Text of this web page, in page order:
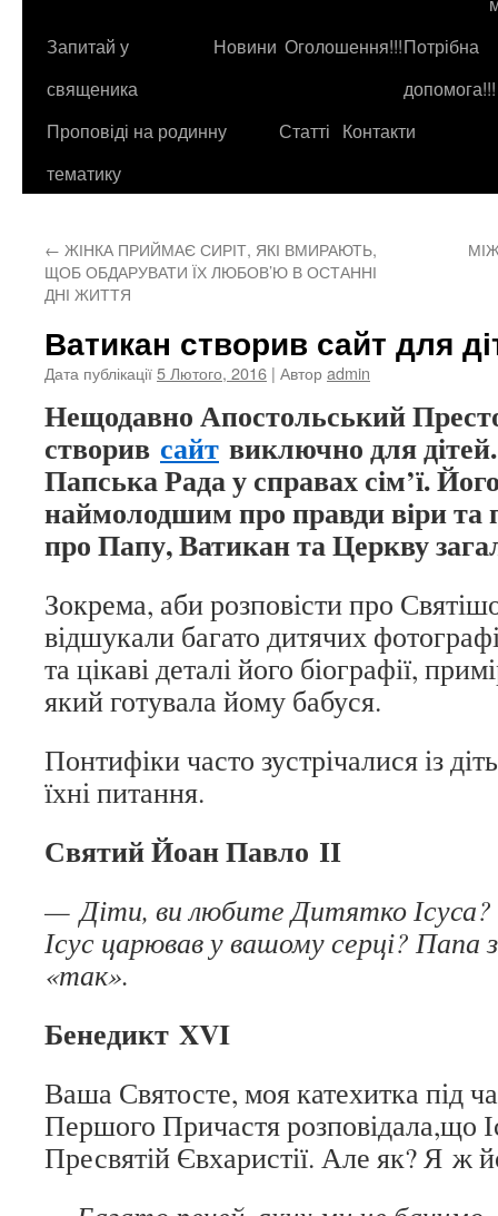
контенту
Запитай у
священика
Новини Оголошення!!!Потрібна
допомога!!!
Проповіді на родинну
тематику
Статті Контакти
← ЖІНКА ПРИЙМАЄ СИРІТ, ЯКІ ВМИРАЮТЬ,
ЩОБ ОБДАРУВАТИ ЇХ ЛЮБОВ’Ю В ОСТАННІ
ДНІ ЖИТТЯ
Ватикан створив сайт для
Дата публікації5 Лютого, 2016 | Авторadmin
Нещодавно Апостольський
створив сайт виключно для
Папська Рада у справах сім’ї.
наймолодшим про правди віри та
про Папу, Ватикан та Церкву
Зокрема, аби розповісти про
відшукали багато дитячих
та цікаві деталі його біографії,
який готувала йому бабуся.
Понтифіки часто зустрічалися із
їхні питання.
Святий Йоан Павло ІІ
— Діти, ви любите Дитятко Ісуса?
Ісус царював у вашому серці?
«так».
Бенедикт XVI
Ваша Святосте, моя катехитка під
Першого Причастя розповідала,що
Пресвятій Євхаристії. Але як? Я ж